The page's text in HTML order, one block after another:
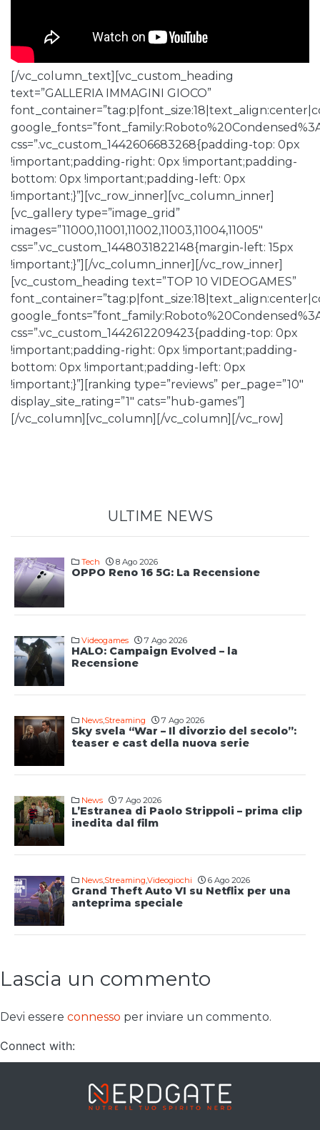
[/vc_column_text][vc_custom_heading
text=”GALLERIA IMMAGINI GIOCO”
css=”.vc_custom_1442606683268{padding-top: 0px
!important;padding-right: 0px !important;padding-
bottom: 0px !important;padding-left: 0px
!important;}”][vc_row_inner][vc_column_inner]
[vc_gallery type=”image_grid”
images=”11000,11001,11002,11003,11004,11005″
css=”.vc_custom_1448031822148{margin-left: 15px
!important;}”][/vc_column_inner][/vc_row_inner]
[vc_custom_heading text=”TOP 10 VIDEOGAMES”
css=”.vc_custom_1442612209423{padding-top: 0px
!important;padding-right: 0px !important;padding-
bottom: 0px !important;padding-left: 0px
!important;}”][ranking type=”reviews” per_page=”10″
display_site_rating=”1″ cats=”hub-games”]
[/vc_column][vc_column][/vc_column][/vc_row]
ULTIME NEWS
Tech 8 Ago 2026
OPPO Reno 16 5G: La Recensione
Videogames 7 Ago 2026
HALO: Campaign Evolved – la
Recensione
News,Streaming 7 Ago 2026
Sky svela “War – Il divorzio del secolo”:
teaser e cast della nuova serie
News 7 Ago 2026
L’Estranea di Paolo Strippoli – prima clip
inedita dal film
News,Streaming,Videogiochi 6 Ago 2026
Grand Theft Auto VI su Netflix per una
anteprima speciale
Lascia un commento
Devi essere connesso per inviare un commento.
Connect with: